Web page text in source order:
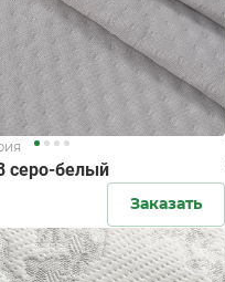
серо-белый
Заказать